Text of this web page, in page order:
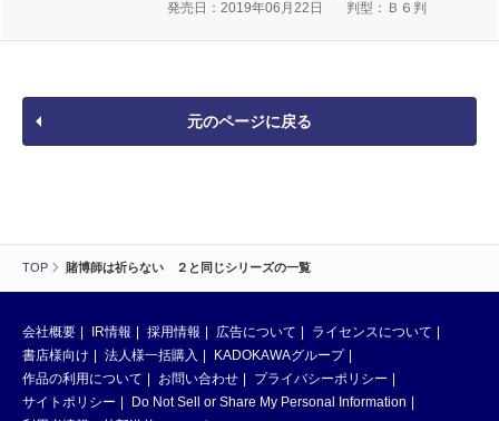
TOP 賭博師は祈らない ２と同じシリーズの一覧
発売日：2019年06月22日
判型：Ｂ６判
元のページに戻る
会社概要 IR情報 採用情報 広告について
ライセンスについて
書店様向け
法人様一括購入
KADOKAWAグループ
作品の利用について
お問い合わせ
プライバシーポリシー
サイトポリシー
Do Not Sell or Share My Personal Information